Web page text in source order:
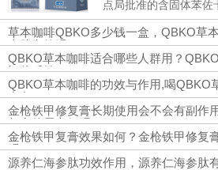
点局批准的含固体苯
佐卡因浓度符合美国
标准，用起来更安心。
敏感度的同时不存在外
快感应感染到影响。杜
草本咖啡QBKO多少钱一盒，QBKO草
真的有效吗
QBKO草本咖啡适合哪些人群用？
评价反馈
QBKO草本咖啡的功效与作用,喝QBKO
多久
金枪铁甲修复膏长期使用会不会有副作
复膏使用方便吗？
金枪铁甲复膏效果如何？金枪铁甲修复
吗？
源养仁海参肽功效作用，源养仁海参肽